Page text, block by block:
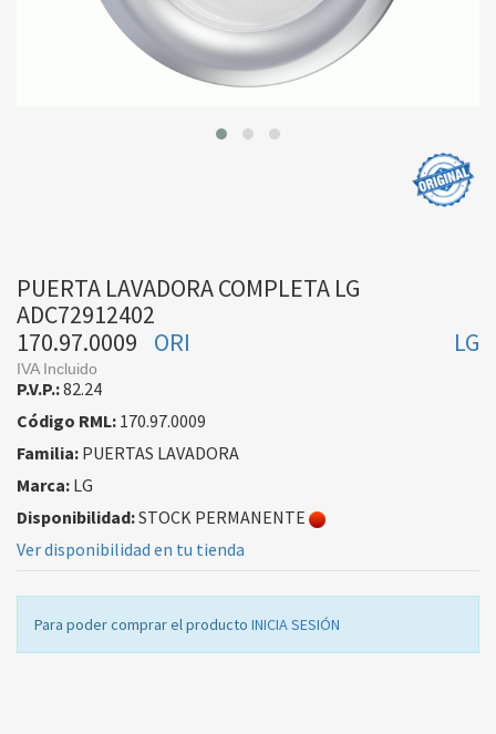
PUERTA LAVADORA COMPLETA LG
ADC72912402
170.97.0009
LG
ORI
IVA Incluido
P.V.P.:82.24
Código RML: 170.97.0009
Familia: PUERTAS LAVADORA
Marca: LG
Disponibilidad:STOCK PERMANENTE
Ver disponibilidad en tu tienda
Para poder comprar el producto INICIA SESIÓN